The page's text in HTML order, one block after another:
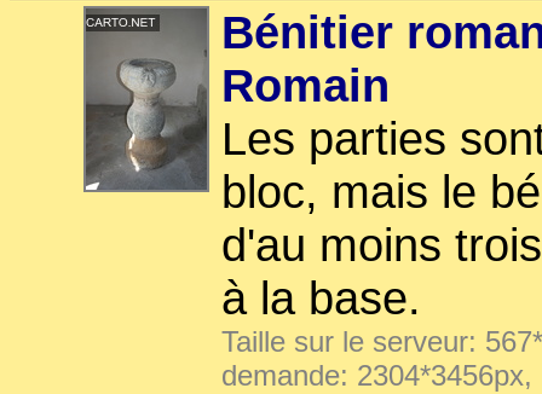
Bénitier
Romain
Les parties
bloc, mais le
d'au moins
à la base.
Taille sur le serveur:
demande: